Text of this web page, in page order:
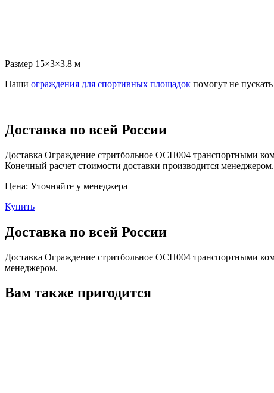
Размер 15×3×3.8 м
Наши ограждения для спортивных площадок помогут не
Доставка по всей России
Доставка Ограждение стритбольное ОСП004 транспортными
Конечный расчет стоимости доставки производится менеджером.
Цена: Уточняйте у менеджера
Купить
Доставка по всей России
Доставка Ограждение стритбольное ОСП004 транспортными
менеджером.
Вам также пригодится